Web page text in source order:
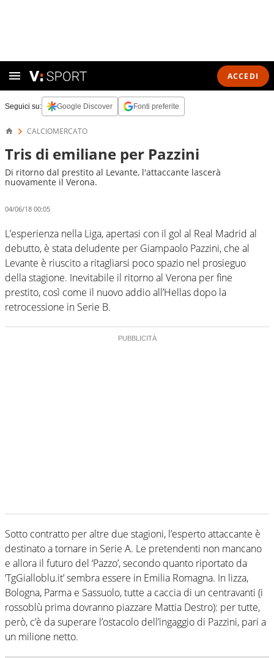
ACCEDI
Seguici su: Google Discover Fonti preferite
CALCIOMERCATO
Tris di emiliane per Pazzini
Di ritorno dal prestito al Levante, l'attaccante lascerà
nuovamente il Verona.
04/06/18 00:05
L’esperienza nella Liga, apertasi con il gol al Real Madrid al
debutto, è stata deludente per Giampaolo Pazzini, che al
Levante è riuscito a ritagliarsi poco spazio nel prosieguo
della stagione. Inevitabile il ritorno al Verona per fine
prestito, così come il nuovo addio all’Hellas dopo la
retrocessione in Serie B.
Sotto contratto per altre due stagioni, l’esperto attaccante è
destinato a tornare in Serie A. Le pretendenti non mancano
e allora il futuro del ‘Pazzo’, secondo quanto riportato da
‘TgGialloblu.it’ sembra essere in Emilia Romagna. In lizza,
Bologna, Parma e Sassuolo, tutte a caccia di un centravanti (i
rossoblù prima dovranno piazzare Mattia Destro): per tutte,
però, c’è da superare l’ostacolo dell’ingaggio di Pazzini, pari a
un milione netto.